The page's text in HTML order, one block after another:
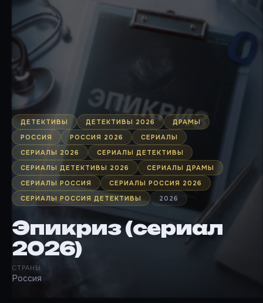
ДЕТЕКТИВЫ ДЕТЕКТИВЫ 2026
ДРАМЫ
РОССИЯ
РОССИЯ 2026
СЕРИАЛЫ
СЕРИАЛЫ 2026
СЕРИАЛЫ ДЕТЕКТИВЫ
СЕРИАЛЫ ДЕТЕКТИВЫ 2026
СЕРИАЛЫ ДРАМЫ
СЕРИАЛЫ РОССИЯ
СЕРИАЛЫ РОССИЯ 2026
СЕРИАЛЫ РОССИЯ ДЕТЕКТИВЫ
2026
Эпикриз (сериал
2026)
СТРАНЫ
Россия